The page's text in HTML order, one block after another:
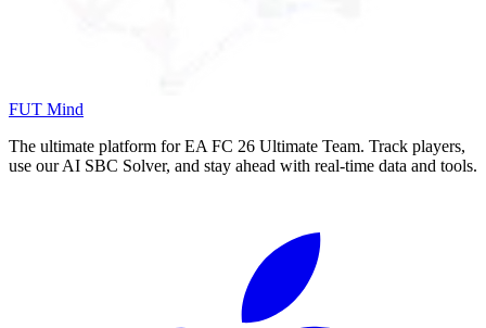
FUT Mind
The ultimate platform for EA FC 26 Ultimate Team. Track players,
use our AI SBC Solver, and stay ahead with real-time data and tools.